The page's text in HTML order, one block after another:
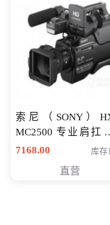
索尼（SONY）
MC2500 专业肩扛
储卡全高清摄录一
清入门级摄像机
7168.00 库存
直营